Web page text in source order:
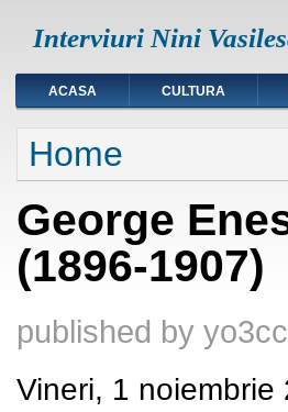
Interviuri Nini
ACASA CULTURA
You are here
Home
George
(1896-1907)
published by
Vineri, 1